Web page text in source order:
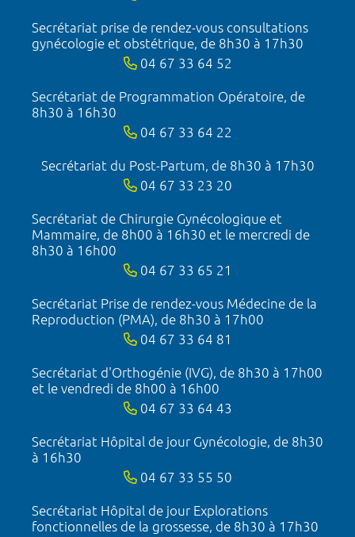
Secrétariat prise de rendez-vous consultations
gynécologie et obstétrique, de 8h30 à 17h30
04 67 33 64 52
Secrétariat de Programmation Opératoire, de
8h30 à 16h30
04 67 33 64 22
Secrétariat du Post-Partum, de 8h30 à 17h30
04 67 33 23 20
Secrétariat de Chirurgie Gynécologique et
Mammaire, de 8h00 à 16h30 et le mercredi de
8h30 à 16h00
04 67 33 65 21
Secrétariat Prise de rendez-vous Médecine de la
Reproduction (PMA), de 8h30 à 17h00
04 67 33 64 81
Secrétariat d'Orthogénie (IVG), de 8h30 à 17h00
et le vendredi de 8h00 à 16h00
04 67 33 64 43
Secrétariat Hôpital de jour Gynécologie, de 8h30
à 16h30
04 67 33 55 50
Secrétariat Hôpital de jour Explorations
fonctionnelles de la grossesse, de 8h30 à 17h30